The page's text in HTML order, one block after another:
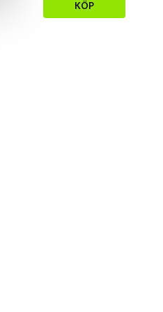
KÖP